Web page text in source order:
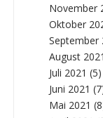
November
Oktober
September
August 2021
Juli 2021 (5)
Juni 2021
Mai 2021